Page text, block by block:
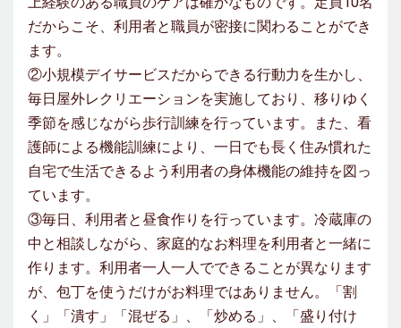
だからこそ、利用者と職員が密接に関わることができ
ます。
②小規模デイサービスだからできる行動力を生かし、
毎日屋外レクリエーションを実施しており、移りゆく
季節を感じながら歩行訓練を行っています。また、看
護師による機能訓練により、一日でも長く住み慣れた
自宅で生活できるよう利用者の身体機能の維持を図っ
ています。
③毎日、利用者と昼食作りを行っています。冷蔵庫の
中と相談しながら、家庭的なお料理を利用者と一緒に
作ります。利用者一人一人でできることが異なります
が、包丁を使うだけがお料理ではありません。「割
く」「潰す」「混ぜる」、「炒める」、「盛り付け